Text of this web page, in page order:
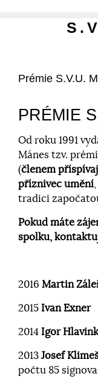
Prémie S.V.U.
PRÉMIE
Od roku 1991
Mánes tzv.
(členem
příznivec umění
tradici
Pokud máte
spolku,
2016 Martin
2015 Ivan Exner
2014 Igor
2013 Josef
počtu 85